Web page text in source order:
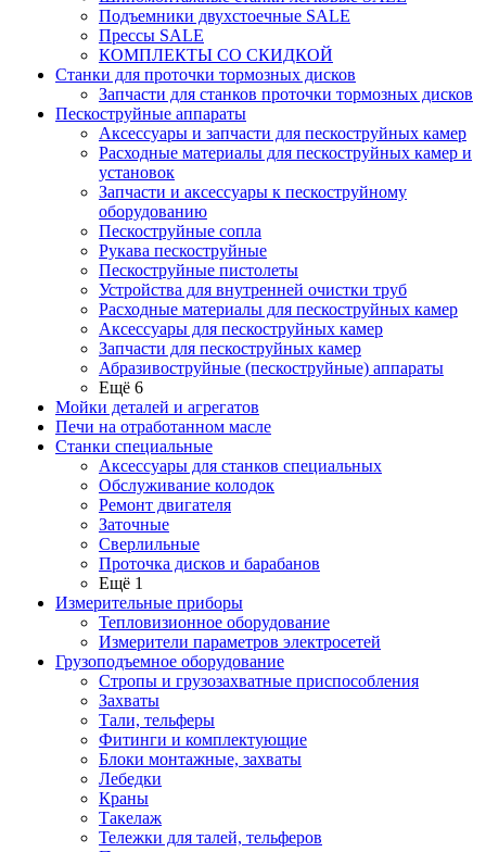
Подъемники двухстоечные SALE
Прессы SALE
КОМПЛЕКТЫ СО СКИДКОЙ
Станки для проточки тормозных дисков
Запчасти для станков проточки тормозных дисков
Пескоструйные аппараты
Аксессуары и запчасти для пескоструйных камер
Расходные материалы для пескоструйных камер и
установок
Запчасти и аксессуары к пескоструйному
оборудованию
Пескоструйные сопла
Рукава пескоструйные
Пескоструйные пистолеты
Устройства для внутренней очистки труб
Расходные материалы для пескоструйных камер
Аксессуары для пескоструйных камер
Запчасти для пескоструйных камер
Абразивоструйные (пескоструйные) аппараты
Ещё 6
Мойки деталей и агрегатов
Печи на отработанном масле
Станки специальные
Аксессуары для станков специальных
Обслуживание колодок
Ремонт двигателя
Заточные
Сверлильные
Проточка дисков и барабанов
Ещё 1
Измерительные приборы
Тепловизионное оборудование
Измерители параметров электросетей
Грузоподъемное оборудование
Стропы и грузозахватные приспособления
Захваты
Тали, тельферы
Фитинги и комплектующие
Блоки монтажные, захваты
Лебедки
Краны
Такелаж
Тележки для талей, тельферов